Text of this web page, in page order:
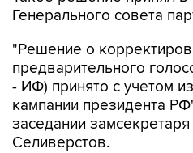
Генерального совета
"Решение о
предварительного
- ИФ) принято с учетом
кампании президента
заседании
Селиверстов.